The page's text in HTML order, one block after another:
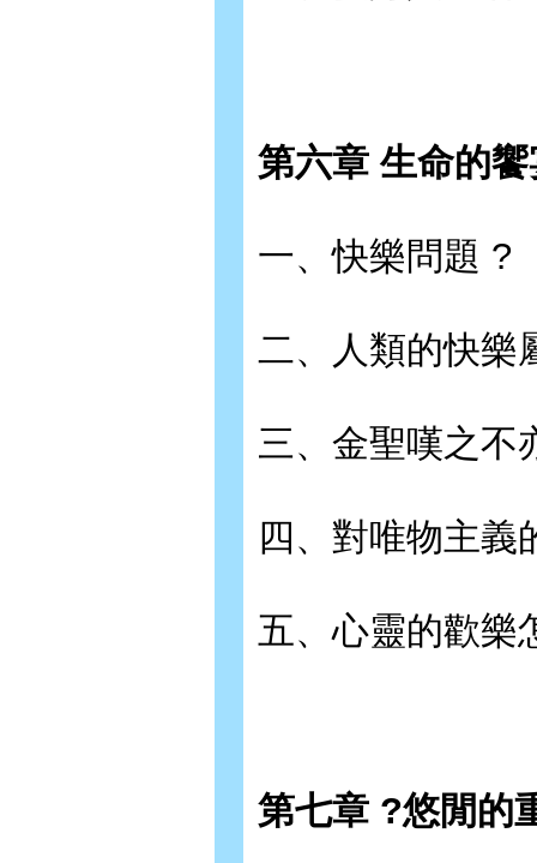
第六章 生命的
一、快樂問題 ?
二、人類的快樂
三、金聖嘆之不
四、對唯物主義
五、心靈的歡樂
第七章 ?悠閒的